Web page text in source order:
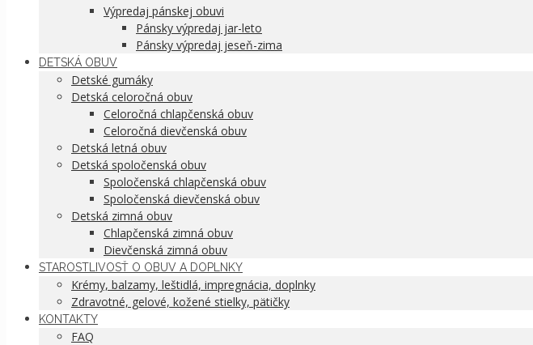
Výpredaj pánskej obuvi
Pánsky výpredaj jar-leto
Pánsky výpredaj jeseň-zima
DETSKÁ OBUV
Detské gumáky
Detská celoročná obuv
Celoročná chlapčenská obuv
Celoročná dievčenská obuv
Detská letná obuv
Detská spoločenská obuv
Spoločenská chlapčenská obuv
Spoločenská dievčenská obuv
Detská zimná obuv
Chlapčenská zimná obuv
Dievčenská zimná obuv
STAROSTLIVOSŤ O OBUV A DOPLNKY
Krémy, balzamy, leštidlá, impregnácia, doplnky
Zdravotné, gelové, kožené stielky, pätičky
KONTAKTY
FAQ